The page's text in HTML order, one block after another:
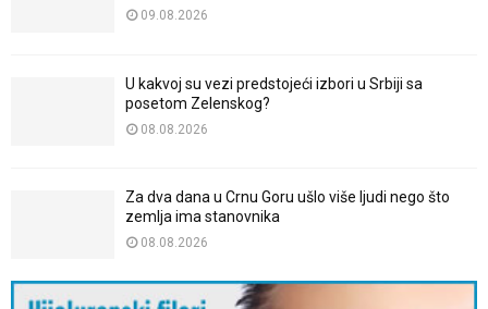
09.08.2026
U kakvoj su vezi predstojeći izbori u Srbiji sa
posetom Zelenskog?
08.08.2026
Za dva dana u Crnu Goru ušlo više ljudi nego što
zemlja ima stanovnika
08.08.2026